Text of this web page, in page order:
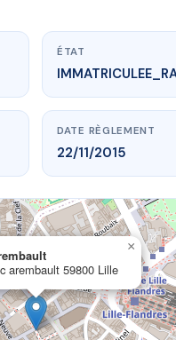
ÉTAT
DATE RÈGLEMENT
22/11/2015
arembault 59800 Lille
×